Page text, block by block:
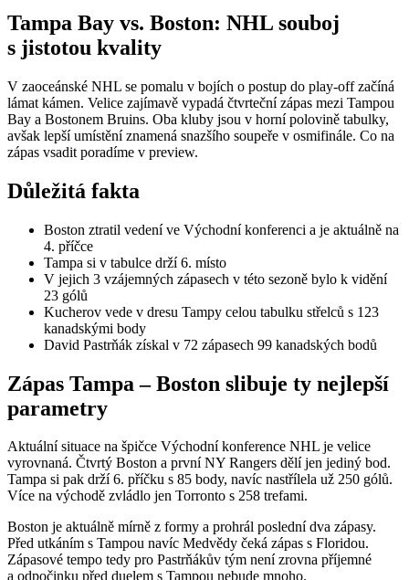
Tampa Bay vs. Boston: NHL souboj
s jistotou kvality
V zaoceánské NHL se pomalu v bojích o postup do play-off začíná
lámat kámen. Velice zajímavě vypadá čtvrteční zápas mezi Tampou
Bay a Bostonem Bruins. Oba kluby jsou v horní polovině tabulky,
avšak lepší umístění znamená snazšího soupeře v osmifinále. Co na
zápas vsadit poradíme v preview.
Důležitá fakta
Boston ztratil vedení ve Východní konferenci a je aktuálně na
4. příčce
Tampa si v tabulce drží 6. místo
V jejich 3 vzájemných zápasech v této sezoně bylo k vidění
23 gólů
Kucherov vede v dresu Tampy celou tabulku střelců s 123
kanadskými body
David Pastrňák získal v 72 zápasech 99 kanadských bodů
Zápas Tampa – Boston slibuje ty nejlepší
parametry
Aktuální situace na špičce Východní konference NHL je velice
vyrovnaná. Čtvrtý Boston a první NY Rangers dělí jen jediný bod.
Tampa si pak drží 6. příčku s 85 body, navíc nastřílela už 250 gólů.
Více na východě zvládlo jen Torronto s 258 trefami.
Boston je aktuálně mírně z formy a prohrál poslední dva zápasy.
Před utkáním s Tampou navíc Medvědy čeká zápas s Floridou.
Zápasové tempo tedy pro Pastrňákův tým není zrovna příjemné
a odpočinku před duelem s Tampou nebude mnoho.